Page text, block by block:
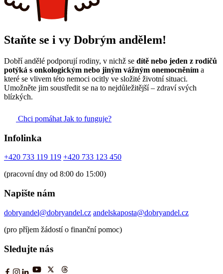
Staňte se i vy Dobrým andělem!
Dobří andělé podporují rodiny, v nichž se dítě nebo jeden z rodičů
potýká s onkologickým nebo jiným vážným onemocněním a
které se vlivem této nemoci ocitly ve složité životní situaci.
Umožněte jim soustředit se na to nejdůležitější – zdraví svých
blízkých.
Chci pomáhat Jak to funguje?
Infolinka
+420 733 119 119 +420 733 123 450
(pracovní dny od 8:00 do 15:00)
Napište nám
dobryandel@dobryandel.cz andelskaposta@dobryandel.cz
(pro příjem žádostí o finanční pomoc)
Sledujte nás